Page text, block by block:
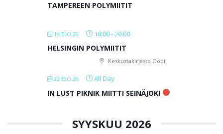
TAMPEREEN POLYMIITIT
14.ELO.26 18:00-20:00
HELSINGIN POLYMIITIT
Keskustakirjasto Oodi
22.ELO.26 All Day
IN LUST PIKNIK MIITTI SEINÄJOKI
SYYSKUU 2026